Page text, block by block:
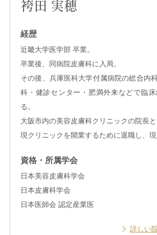
袴田 実穂
経歴
近畿大学医学部 卒業。
卒業後、同病院皮膚科に入局。
その後、兵庫医科大学付属病院の総合内
科・健診センター・肥満外来などで臨
る。
大阪市内の美容皮膚科クリニックの院長と
現クリニックを開業するために退職し、現
資格・所属学会
日本美容皮膚科学会
日本皮膚科学会
日本医師会 認定産業医
詳しい